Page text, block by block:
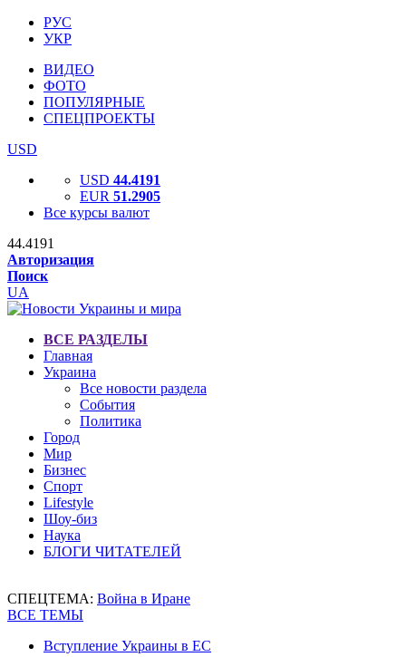
РУС
УКР
ВИДЕО
ФОТО
ПОПУЛЯРНЫЕ
СПЕЦПРОЕКТЫ
USD
USD 44.4191
EUR 51.2905
Все курсы валют
44.4191
Авторизация
Поиск
UA
ВСЕ РАЗДЕЛЫ
Главная
Украина
Все новости раздела
События
Политика
Город
Мир
Бизнес
Спорт
Lifestyle
Шоу-биз
Наука
БЛОГИ ЧИТАТЕЛЕЙ
СПЕЦТЕМА: Война в Иране
ВСЕ ТЕМЫ
Вступление Украины в ЕС